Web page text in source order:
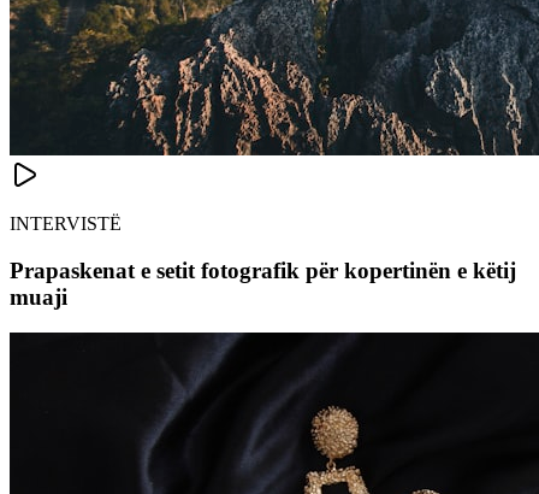
INTERVISTË
Prapaskenat e setit fotografik për kopertinën e këtij
muaji